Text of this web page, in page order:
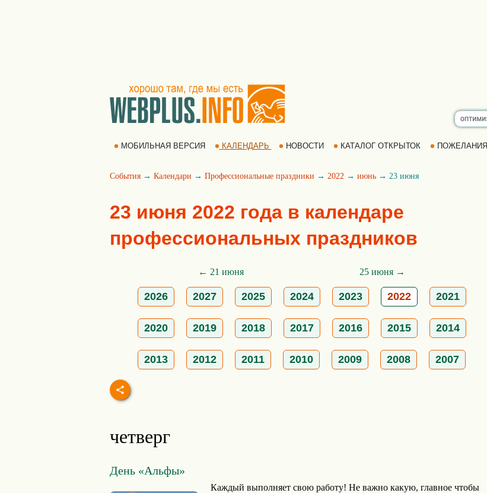
МОБИЛЬНАЯ ВЕРСИЯ КАЛЕНДАРЬ НОВОСТИ КАТАЛОГ ОТКРЫТОК ПОЖЕЛАНИЯ
События → Календари → Профессиональные праздники → 2022 → июнь → 23 июня
23 июня 2022 года в календаре
профессиональных праздников
← 21 июня 25 июня →
2026 2027 2025 2024 2023 2022 2021
2020 2019 2018 2017 2016 2015 2014
2013 2012 2011 2010 2009 2008 2007
четверг
День «Альфы»
Каждый выполняет свою работу! Не важно какую, главное чтобы